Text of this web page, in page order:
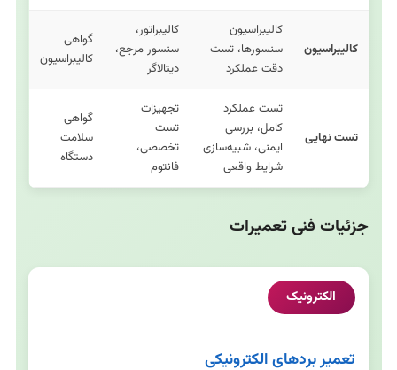
کالیبراسیون
کالیبراسیون
سنسورها، تست
دقت عملکرد
کالیبراتور،
سنسور مرجع،
دیتالاگر
گواهی
کالیبراسیون
تست نهایی
تست عملکرد
کامل، بررسی
ایمنی، شبیه‌سازی
شرایط واقعی
تجهیزات
تست
تخصصی،
فانتوم
گواهی
سلامت
دستگاه
جزئیات فنی تعمیرات
الکترونیک
تعمیر بردهای الکترونیکی